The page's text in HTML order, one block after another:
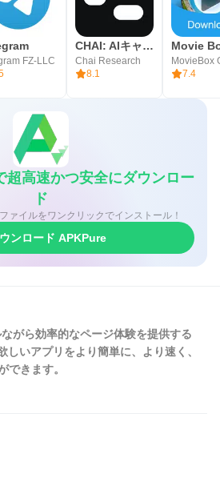
FZ-LLC
CHAI: AIキャラ・あなたの推しとロールプレイチャット
Chai Research
8.1
Movie
MovieBox
7.4
超高速かつ安全にダウンロー
ド
ァイルをワンクリックでインストール！
ンロード APKPure
がら効率的なページ体験を提供する
いアプリをより簡単に、より速く、
できます。